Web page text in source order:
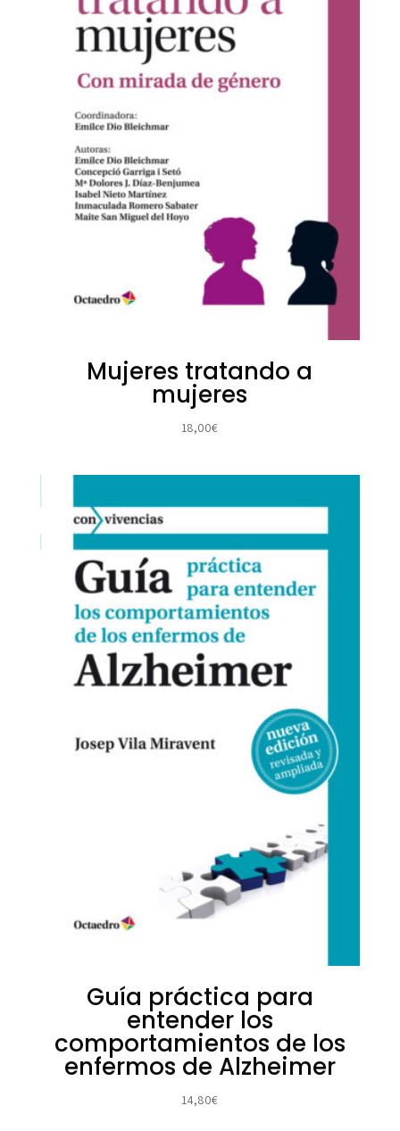
Mujeres tratando a
mujeres
18,00€
Guía práctica para
entender los
comportamientos de los
enfermos de Alzheimer
14,80€